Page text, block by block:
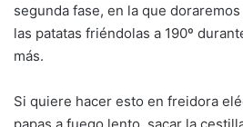
segunda fase, en la que
las patatas friéndolas a 190º
más.
Si quiere hacer esto en freidora
papas a fuego lento, sacar la